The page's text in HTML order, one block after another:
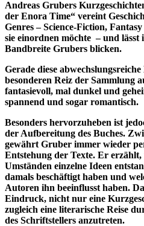
Andreas Grubers
der Enora Time“ vereint
Genres – Science-Fiction,
sie einordnen möchte – und lässt
Bandbreite Grubers blicken.
Gerade diese
besonderen Reiz der Sammlung
fantasievoll, mal dunkel und
spannend und sogar romantisch.
Besonders hervorzuheben ist
der Aufbereitung des Buches.
gewährt Gruber immer wieder
Entstehung der Texte. Er
Umständen einzelne Ideen
damals beschäftigt haben und
Autoren ihn beeinflusst haben.
Eindruck, nicht nur eine
zugleich eine literarische Reise
des Schriftstellers anzutreten.